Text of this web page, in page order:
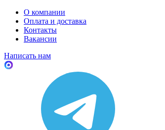
О компании
Оплата и доставка
Контакты
Вакансии
Написать нам